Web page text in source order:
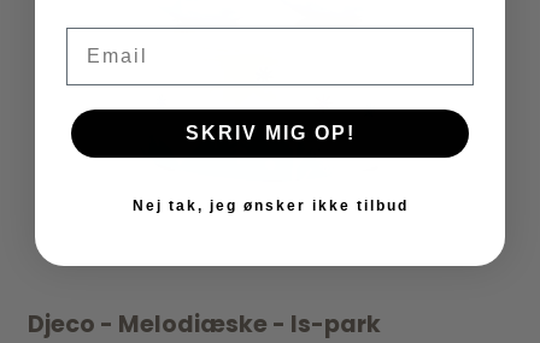
Djeco - Melodiæske - Is-park
SKRIV MIG OP!
Nej tak, jeg ønsker ikke tilbud